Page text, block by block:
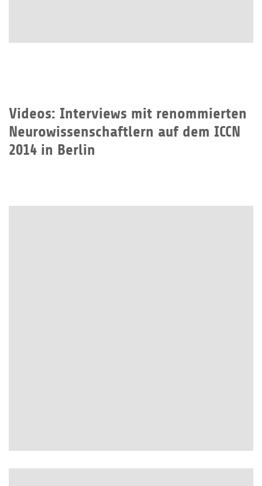
Videos: Interviews mit renommierten
Neurowissenschaftlern auf dem ICCN
2014 in Berlin